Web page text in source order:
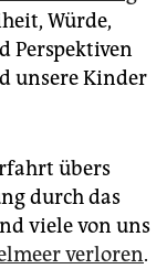
Würde,
Perspektiven
unsere Kinder
übers
durch das
viele von uns
verloren.